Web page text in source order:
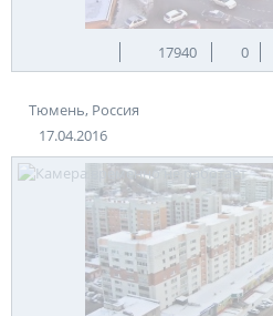
17940 0
Тюмень, Россия
17.04.2016